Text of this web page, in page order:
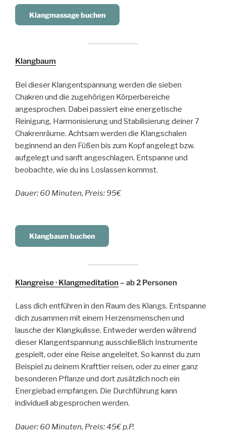
Klangmassage buchen
Klangbaum
Bei dieser Klangentspannung werden die sieben
Chakren und die zugehörigen Körperbereiche
angesprochen. Dabei passiert eine energetische
Reinigung, Harmonisierung und Stabilisierung deiner 7
Chakrenräume. Achtsam werden die Klangschalen
beginnend an den Füßen bis zum Kopf angelegt bzw.
aufgelegt und sanft angeschlagen. Entspanne und
beobachte, wie du ins Loslassen kommst.
Dauer: 60 Minuten, Preis: 95€
Klangbaum buchen
Klangreise · Klangmeditation – ab 2 Personen
Lass dich entführen in den Raum des Klangs. Entspanne
dich zusammen mit einem Herzensmenschen und
lausche der Klangkulisse. Entweder werden während
dieser Klangentspannung ausschließlich Instrumente
gespielt, oder eine Reise angeleitet. So kannst du zum
Beispiel zu deinem Krafttier reisen, oder zu einer ganz
besonderen Pflanze und dort zusätzlich noch ein
Energiebad empfangen. Die Durchführung kann
individuell abgesprochen werden.
Dauer: 60 Minuten, Preis: 45€ p.P.